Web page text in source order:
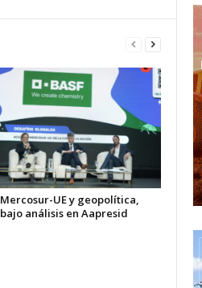
Mercosur-UE y geopolítica,
bajo análisis en Aapresid